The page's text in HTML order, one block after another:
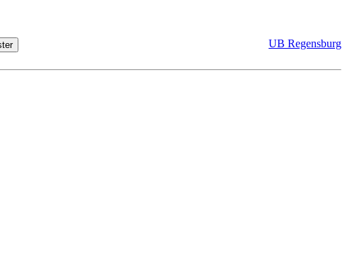
UB Regensburg